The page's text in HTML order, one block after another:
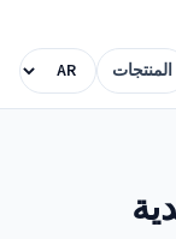
المنتجات